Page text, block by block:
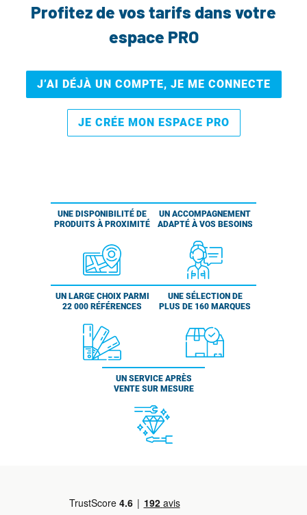
Profitez de vos tarifs dans votre
espace PRO
J’AI DÉJÀ UN COMPTE, JE ME CONNECTE
JE CRÉE MON ESPACE PRO
UNE DISPONIBILITÉ DE
PRODUITS À PROXIMITÉ
UN ACCOMPAGNEMENT
ADAPTÉ À VOS BESOINS
UN LARGE CHOIX PARMI
22 000 RÉFÉRENCES
UNE SÉLECTION DE
PLUS DE 160 MARQUES
UN SERVICE APRÈS
VENTE SUR MESURE